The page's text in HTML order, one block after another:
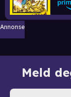
Annonse
Meld